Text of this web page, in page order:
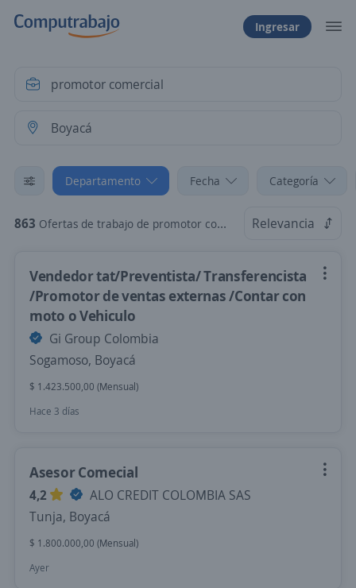
Ingresar
Departamento Fecha Categoría
863 Ofertas de trabajo de promotor comercial en Boyacá Relevancia
Vendedor tat/Preventista/ Transferencista
/Promotor de ventas externas /Contar con
moto o Vehiculo
Gi Group Colombia
Sogamoso, Boyacá
$ 1.423.500,00 (Mensual)
Hace 3 días
Asesor Comecial
4,2
ALO CREDIT COLOMBIA SAS
Tunja, Boyacá
$ 1.800.000,00 (Mensual)
Ayer